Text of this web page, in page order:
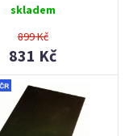
skladem
899 Kč
831 Kč